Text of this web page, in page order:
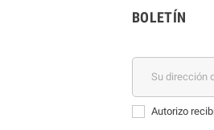
BOLETÍN
Autorizo